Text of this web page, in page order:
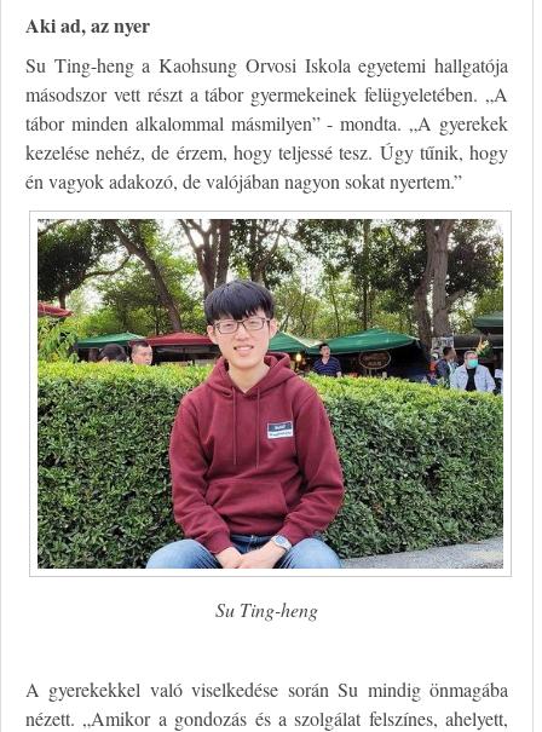
Aki ad, az nyer
Su Ting-heng a Kaohsung Orvosi Iskola egyetemi hallgatója
másodszor vett részt a tábor gyermekeinek felügyeletében. „A
tábor minden alkalommal másmilyen” - mondta. „A gyerekek
kezelése nehéz, de érzem, hogy teljessé tesz. Úgy tűnik, hogy
én vagyok adakozó, de valójában nagyon sokat nyertem.”
Su Ting-heng
A gyerekekkel való viselkedése során Su mindig önmagába
nézett. „Amikor a gondozás és a szolgálat felszínes, ahelyett,